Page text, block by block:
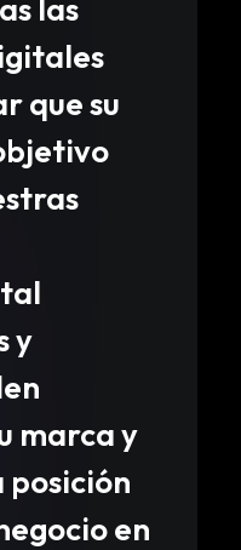
las
que su
y
marca y
posición
en